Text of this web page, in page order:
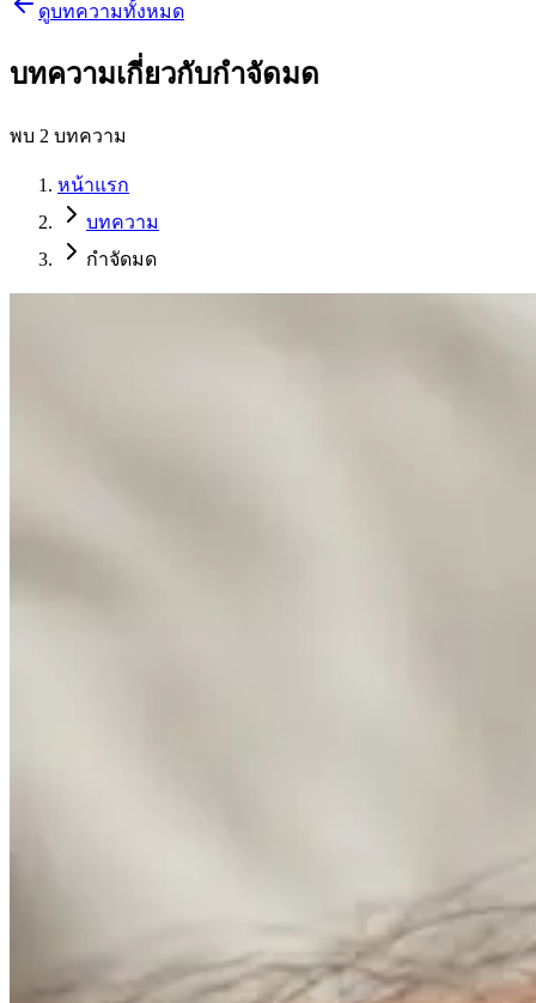
ดูบทความทั้งหมด
บทความเกี่ยวกับกำจัดมด
พบ 2 บทความ
หน้าแรก
บทความ
กำจัดมด